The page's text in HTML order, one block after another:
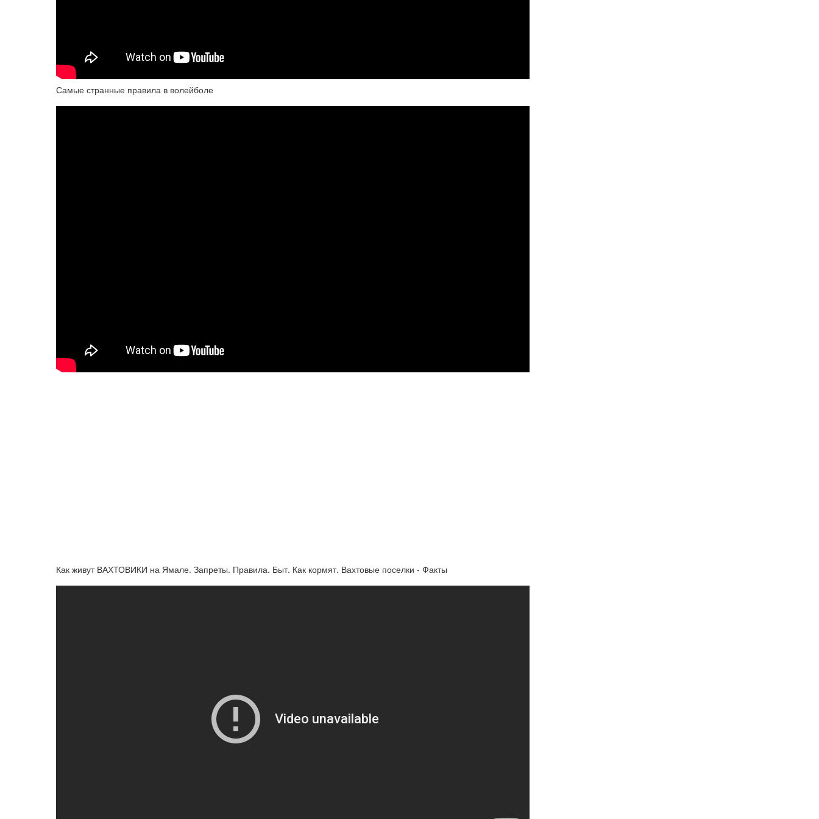
Самые странные правила в волейболе
Как живут ВАХТОВИКИ на Ямале. Запреты. Правила. Быт. Как кормят. Вахтовые поселки - Факты